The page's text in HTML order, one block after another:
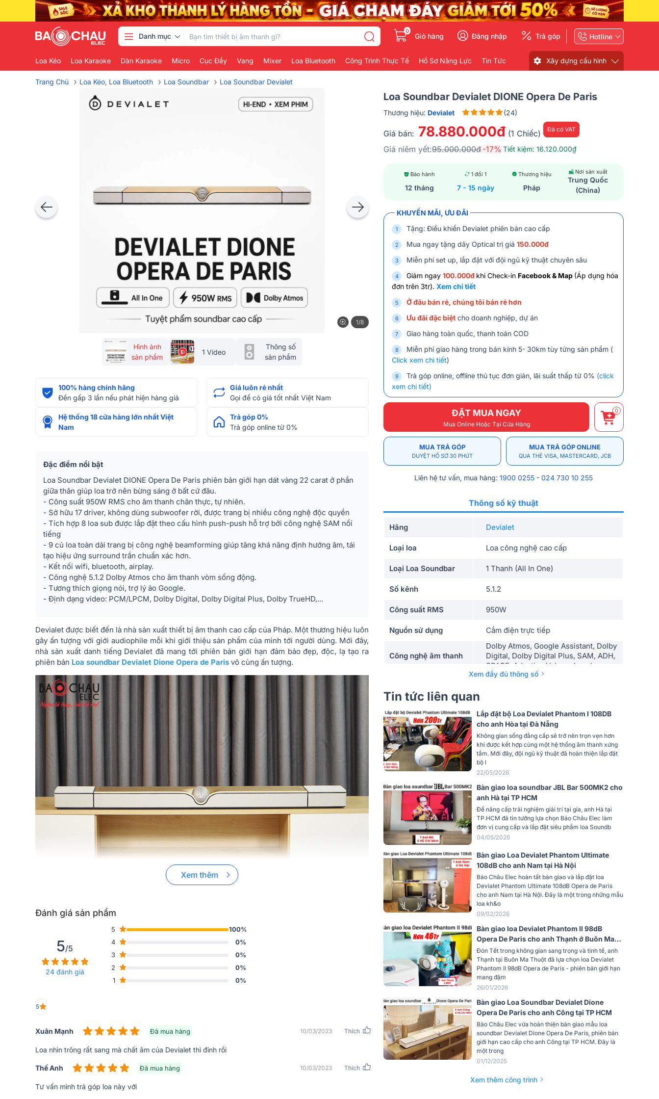
Danh mục
0
Giỏ hàng Đăng nhập Trả góp Hotline
Loa Kéo Loa Karaoke Dàn Karaoke Micro Cục Đẩy Vang Mixer Loa Bluetooth Công Trình Thực Tế Hồ Sơ Năng Lực Tin Tức Xây dựng cấu hình
Trang Chủ › Loa Kéo, Loa Bluetooth › Loa Soundbar › Loa Soundbar Devialet
1/8
Hình ảnh
sản phẩm
1 Video
Thông số
sản phẩm
100% hàng chính hãng
Đền gấp 3 lần nếu phát hiện hàng giả
Giá luôn rẻ nhất
Gọi để có giá tốt nhất Việt Nam
Hệ thống 18 cửa hàng lớn nhất Việt
Nam
Trả góp 0%
Trả góp online từ 0%
Đặc điểm nổi bật
Loa Soundbar Devialet DIONE Opera De Paris phiên bản giới hạn dát vàng 22 carat ở phần
giữa thân giúp loa trở nên bừng sáng ở bất cứ đâu.
- Công suất 950W RMS cho âm thanh chân thực, tự nhiên.
- Sở hữu 17 driver, không dùng subwoofer rời, được trang bị nhiều công nghệ độc quyền
- Tích hợp 8 loa sub được lắp đặt theo cấu hình push-push hỗ trợ bởi công nghệ SAM nổi
tiếng
- 9 củ loa toàn dải trang bị công nghệ beamforming giúp tăng khả năng định hướng âm, tái
tạo hiệu ứng surround trần chuẩn xác hơn.
- Kết nối wifi, bluetooth, airplay.
- Công nghệ 5.1.2 Dolby Atmos cho âm thanh vòm sống động.
- Tương thích giọng nói, trợ lý ảo Google.
- Định dạng video: PCM/LPCM, Dolby Digital, Dolby Digital Plus, Dolby TrueHD,...
Devialet được biết đến là nhà sản xuất thiết bị âm thanh cao cấp của Pháp. Một thương hiệu luôn
gây ấn tượng với giới audiophile mỗi khi giới thiệu sản phẩm của mình tới người dùng. Mới đây,
nhà sản xuất danh tiếng Devialet đã mang tới phiên bản giới hạn đảm bảo đẹp, độc, lạ tạo ra
phiên bản Loa soundbar Devialet Dione Opera de Paris vô cùng ấn tượng.
Loa Soundbar Devialet DIONE Opera De Paris Mạ vàng 22K, 950W
1. Đạt giải thưởng EISA Award 2022-2023
Xem thêm
Đánh giá sản phẩm
5/5
24 đánh giá
5
100%
4
0%
3
0%
2
0%
1
0%
5
Xuân Mạnh Đã mua hàng 10/03/2023 Thích
Loa nhìn trông rất sang mà chất âm của Devialet thì đỉnh rồi
Thế Anh Đã mua hàng 10/03/2023 Thích
Tư vấn mình trả góp loa này với
Loa Soundbar Devialet DIONE Opera De Paris
Thương hiệu: Devialet (24)
Giá bán: 78.880.000đ (1 Chiếc) Đã có VAT
Giá niêm yết:95.000.000đ -17% Tiết kiệm: 16.120.000₫
Bảo hành
12 tháng
1 đổi 1
7 - 15 ngày
Thương hiệu
Pháp
Nơi sản xuất
Trung Quốc
(China)
KHUYẾN MÃI, ƯU ĐÃI
Tặng: Điều khiển Devialet phiên bản cao cấp
Mua ngay tặng dây Optical trị giá 150.000đ
Miễn phí set up, lắp đặt với đội ngũ kỹ thuật chuyên sâu
Giảm ngay 100.000đ khi Check-in Facebook & Map (Áp dụng hóa
đơn trên 3tr). Xem chi tiết
Ở đâu bán rẻ, chúng tôi bán rẻ hơn
Ưu đãi đặc biệt cho doanh nghiệp, dự án
Giao hàng toàn quốc, thanh toán COD
Miễn phí giao hàng trong bán kính 5- 30km tùy từng sản phẩm (
Click xem chi tiết)
Trả góp online, offline thủ tục đơn giản, lãi suất thấp từ 0% (click
xem chi tiết)
ĐẶT MUA NGAY
Mua Online Hoặc Tại Cửa Hàng
0
MUA TRẢ GÓP
DUYỆT HỒ SƠ 30 PHÚT
MUA TRẢ GÓP ONLINE
QUA THẺ VISA, MASTERCARD, JCB
Liên hệ tư vấn, mua hàng: 1900 0255 - 024 730 10 255
Thông số kỹ thuật
Hãng Devialet
Loại loa Loa công nghệ cao cấp
Loại Loa Soundbar 1 Thanh (All In One)
Số kênh 5.1.2
Công suất RMS 950W
Nguồn sử dụng Cắm điện trực tiếp
Công nghệ âm thanh
Dolby Atmos, Google Assistant, Dolby
Digital, Dolby Digital Plus, SAM, ADH,
SPACE, Adaptive Volume Level
ảo
Kết nối
Bluetooth 5.0, Wifi, Airplay 2, Spotify
Connect
Cổng kết nối
Cổng quang (Optical), USB
Phân khúc Cao cấp
Tỷ lệ tín hiệu trên
tiếng ồn
101 dB
Trợ lý giọng nói Tương thích với Trợ lý Google
Trợ lý giọng nói tích
hợp
thích với Alexa
Tương thích với Trợ lý
Google
Có
Hỗ trợ Alexa Có
Hiệu ứng đa phòng Có
Hiệu chuẩn tự động Có
Ethernet Có
Điều khiển qua điện
thoại thông minh /
máy tính bảng
Có
Tương thích Android Có
Hoạt động với iPhone Có
Xem đầy đủ thông số
Tin tức liên quan
Lắp đặt bộ Loa Devialet Phantom I 108DB
cho anh Hòa tại Đà Nẵng
Không gian sống đẳng cấp sẽ trở nên trọn vẹn hơn
khi được kết hợp cùng một hệ thống âm thanh xứng
tầm. Mới đây, đội ngũ kỹ thuật đã hoàn thiện lắp đặt
bộ l
22/05/2026
Bàn giao loa soundbar JBL Bar 500MK2 cho
anh Hà tại TP HCM
Để nâng cấp trải nghiệm giải trí tại gia, anh Hà tại
TP.HCM đã tin tưởng lựa chọn Bảo Châu Elec làm
đơn vị cung cấp và lắp đặt siêu phẩm loa Soundb
04/05/2026
Bàn giao Loa Devialet Phantom Ultimate
108dB cho anh Nam tại Hà Nội
Bảo Châu Elec hoàn tất bàn giao và lắp đặt loa
Devialet Phantom Ultimate 108dB Opera de Paris
cho anh Nam tại Hà Nội. Đây là một trong những mẫu
loa kh&o
09/02/2026
Bàn giao loa Devialet Phantom II 98dB
Opera De Paris cho anh Thạnh ở Buôn Ma
Thuột
Đón Tết trong không gian sang trọng và tinh tế, anh
Thạnh tại Buôn Ma Thuột đã lựa chọn loa Devialet
Phantom II 98dB Opera de Paris - phiên bản giới hạn
mang đậm
26/01/2026
Bàn giao Loa Soundbar Devialet Dione
Opera De Paris cho anh Công tại TP HCM
Bảo Châu Elec vừa hoàn thiện bàn giao mẫu loa
soundbar Devialet Dione Opera De Paris, phiên bản
giới hạn cao cấp cho anh Công tại TP HCM. Đây là
một trong
01/12/2025
Xem thêm công trình